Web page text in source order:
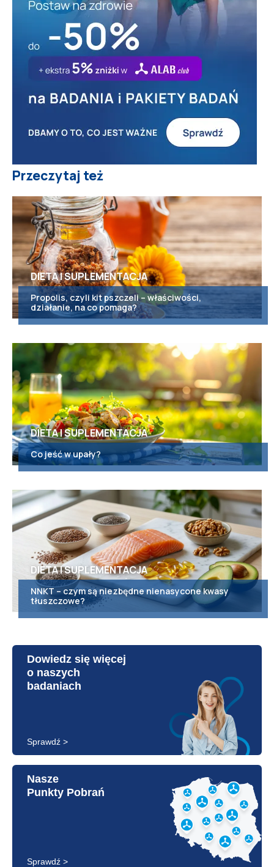
Przeczytaj też
DIETA I SUPLEMENTACJA
Propolis, czyli kit pszczeli – właściwości,
działanie, na co pomaga?
DIETA I SUPLEMENTACJA
Co jeść w upały?
DIETA I SUPLEMENTACJA
NNKT – czym są niezbędne nienasycone kwasy
tłuszczowe?
Dowiedz się więcej
o naszych
badaniach
Sprawdź >
Nasze
Punkty Pobrań
Sprawdź >